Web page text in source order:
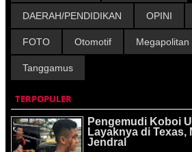
DAERAH/PENDIDIKAN OPINI
FOTO Otomotif Megapolitan
Tanggamus
TERPOPULER
Pengemudi Koboi
Layaknya di Texas,
Jendral